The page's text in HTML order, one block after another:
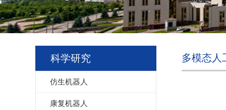
科学研究
仿生机器人
康复机器人
多模态人